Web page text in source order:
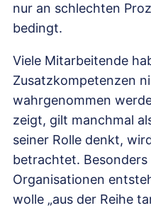
nur an schlechten
bedingt.
Viele Mitarbeitende
Zusatzkompetenzen
wahrgenommen
zeigt, gilt manchmal
seiner Rolle denkt,
betrachtet.
Organisationen
wolle „aus der Reihe